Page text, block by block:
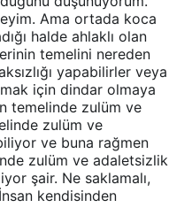
Ama ortada koca
halde ahlaklı olan
temelini nereden
yapabilirler veya
için dindar olmaya
temelinde zulüm ve
zulüm ve
ve buna rağmen
zulüm ve adaletsizlik
şair. Ne saklamalı,
kendisinden